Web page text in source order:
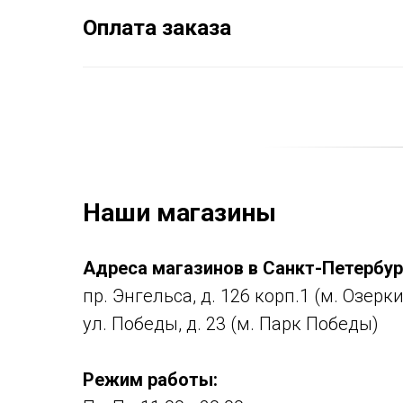
Оплата заказа
Наши магазины
Адреса магазинов в Санкт-
пр. Энгельса, д. 126 корп.1 (м.
ул. Победы, д. 23 (м. Парк Победы)
Режим работы: